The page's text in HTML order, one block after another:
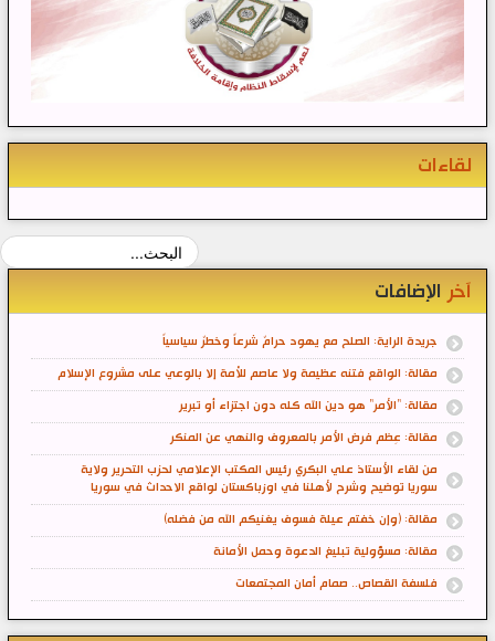
إذاعة المكتب/ سوريا
قناتنا على تيليغرام
لقاءات
آخر الإضافات
جريدة الراية: الصلح مع يهود حرامٌ شرعاً وخطرٌ سياسياً
مقالة: الواقع فتنه عظيمة ولا عاصم للأمة إلا بالوعي على مشروع الإسلام
مقالة: "الأمر" هو دين الله كله دون اجتزاء أو تبرير
مقالة: عِظم فرض الأمر بالمعروف والنهي عن المنكر
من لقاء الأستاذ علي البكري رئيس المكتب الإعلامي لحزب التحرير ولاية
سوريا توضيح وشرح لأهلنا في اوزباكستان لواقع الاحداث في سوريا
مقالة: (وإن خفتم عيلة فسوف يغنيكم الله من فضله)
مقالة: مسؤولية تبليغ الدعوة وحمل الأمانة
فلسفة القصاص.. صمام أمان المجتمعات